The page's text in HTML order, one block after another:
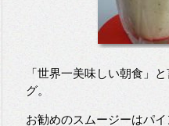
「世界一美味しい朝食」
グ。
お勧めのスムージーはパ